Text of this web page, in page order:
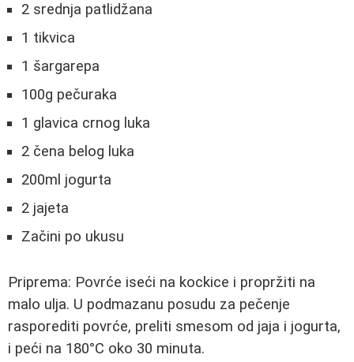
2 srednja patlidžana
1 tikvica
1 šargarepa
100g pečuraka
1 glavica crnog luka
2 čena belog luka
200ml jogurta
2 jajeta
Začini po ukusu
Priprema: Povrće iseći na kockice i propržiti na
malo ulja. U podmazanu posudu za pečenje
rasporediti povrće, preliti smesom od jaja i jogurta,
i peći na 180°C oko 30 minuta.